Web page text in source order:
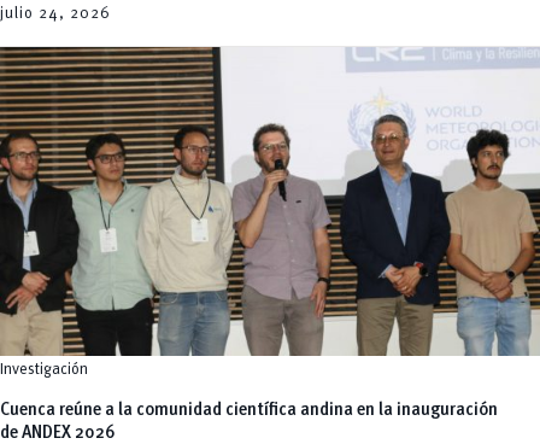
julio 24, 2026
Investigación
Cuenca reúne a la comunidad científica andina en la inauguración
de ANDEX 2026